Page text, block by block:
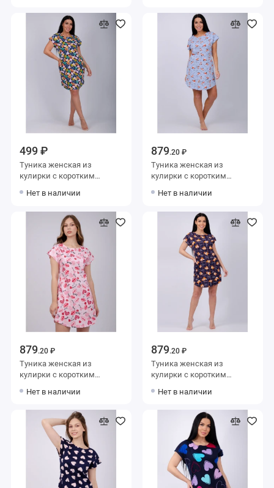
499 ₽
Туника женская из
кулирки с коротким
Нет в наличии
879.20 ₽
Туника женская из
кулирки с коротким
Нет в наличии
879.20 ₽
Туника женская из
кулирки с коротким
Нет в наличии
879.20 ₽
Туника женская из
кулирки с коротким
Животные
Нет в наличии